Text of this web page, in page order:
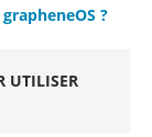
?
UTILISER